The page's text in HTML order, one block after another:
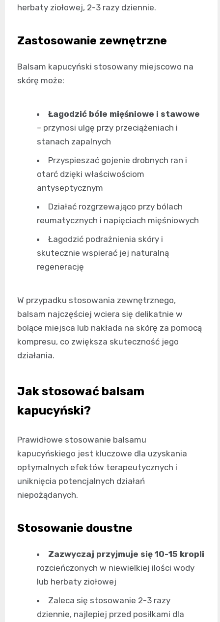
herbaty ziołowej, 2-3 razy dziennie.
Zastosowanie zewnętrzne
Balsam kapucyński stosowany miejscowo na
skórę może:
Łagodzić bóle mięśniowe i stawowe
– przynosi ulgę przy przeciążeniach i
stanach zapalnych
Przyspieszać gojenie drobnych ran i
otarć dzięki właściwościom
antyseptycznym
Działać rozgrzewająco przy bólach
reumatycznych i napięciach mięśniowych
Łagodzić podrażnienia skóry i
skutecznie wspierać jej naturalną
regenerację
W przypadku stosowania zewnętrznego,
balsam najczęściej wciera się delikatnie w
bolące miejsca lub nakłada na skórę za pomocą
kompresu, co zwiększa skuteczność jego
działania.
Jak stosować balsam
kapucyński?
Prawidłowe stosowanie balsamu
kapucyńskiego jest kluczowe dla uzyskania
optymalnych efektów terapeutycznych i
uniknięcia potencjalnych działań
niepożądanych.
Stosowanie doustne
Zazwyczaj przyjmuje się 10-15 kropli
rozcieńczonych w niewielkiej ilości wody
lub herbaty ziołowej
Zaleca się stosowanie 2-3 razy
dziennie, najlepiej przed posiłkami dla